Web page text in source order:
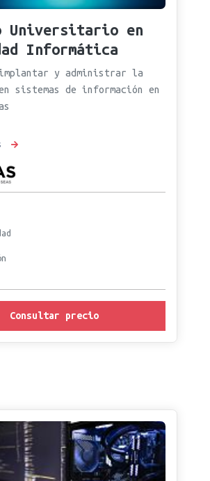
Universitario en
Informática
implantar y administrar la
sistemas de información en
Consultar precio